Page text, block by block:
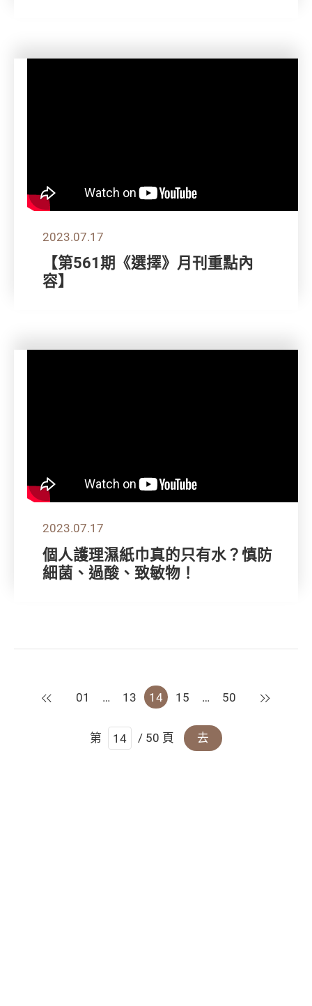
2023.07.17
【第561期《選擇》月刊重點內
容】
2023.07.17
個人護理濕紙巾真的只有水？慎防
細菌、過酸、致敏物！
上一頁
01 … 13 14 15 … 50 下一頁
第 / 50 頁 去